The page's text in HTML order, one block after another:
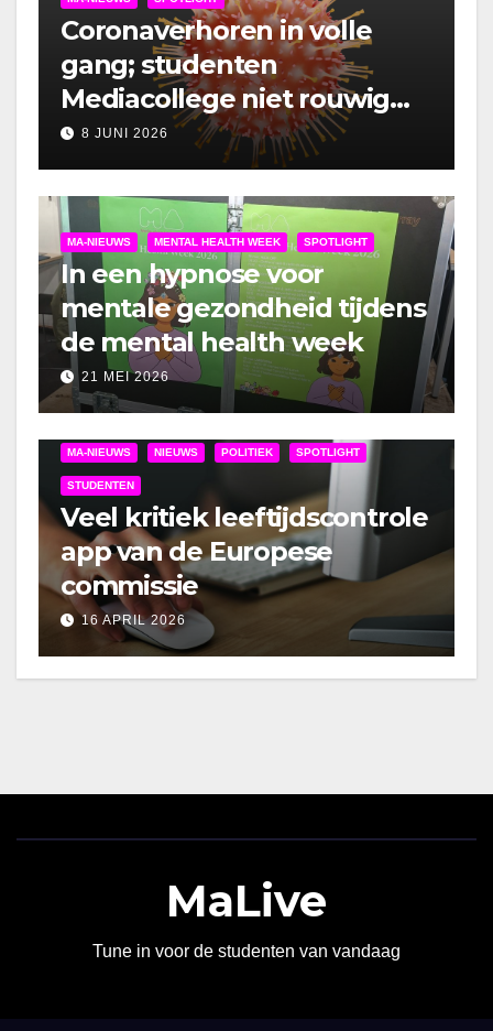
Coronaverhoren in volle
gang; studenten
Mediacollege niet rouwig
om lockdown
8 JUNI 2026
MA-NIEUWS MENTAL HEALTH WEEK SPOTLIGHT
In een hypnose voor
mentale gezondheid tijdens
de mental health week
21 MEI 2026
MA-NIEUWS NIEUWS POLITIEK SPOTLIGHT
STUDENTEN
Veel kritiek leeftijdscontrole
app van de Europese
commissie
16 APRIL 2026
MaLive
Tune in voor de studenten van vandaag